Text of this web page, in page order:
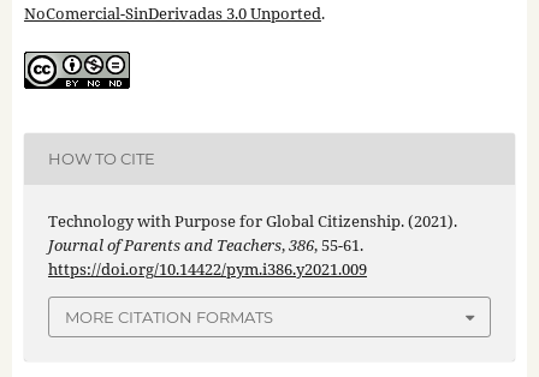
NoComercial-SinDerivadas 3.0 Unported.
HOW TO CITE
Technology with Purpose for Global Citizenship. (2021).
Journal of Parents and Teachers,386, 55-61.
https://doi.org/10.14422/pym.i386.y2021.009
MORE CITATION FORMATS